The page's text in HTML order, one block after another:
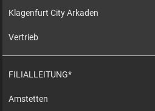
Klagenfurt City Arkaden
Vertrieb
FILIALLEITUNG*
Amstetten